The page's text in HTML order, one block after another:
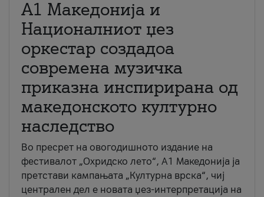
А1 Македонија и
Националниот џез
оркестар создадоа
современа музичка
приказна инспирирана од
македонското културно
наследство
Во пресрет на овогодишното издание на
фестивалот „Охридско лето“, А1 Македонија ја
претстави кампањата „Културна врска“, чиј
централен дел е новата џез-интерпретација на